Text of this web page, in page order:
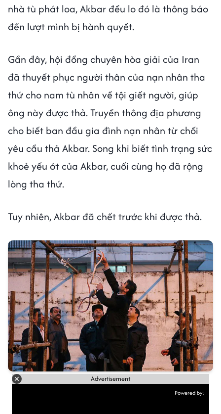
nhà tù phát loa, Akbar đều lo đó là thông báo
đến lượt mình bị hành quyết.
Gần đây, hội đồng chuyên hòa giải của Iran
đã thuyết phục người thân của nạn nhân tha
thứ cho nam tù nhân về tội giết người, giúp
ông này được thả. Truyền thông địa phương
cho biết ban đầu gia đình nạn nhân từ chối
yêu cầu thả Akbar. Song khi biết tình trạng sức
khoẻ yếu ớt của Akbar, cuối cùng họ đã rộng
lòng tha thứ.
Tuy nhiên, Akbar đã chết trước khi được thả.
Advertisement
Powered by: